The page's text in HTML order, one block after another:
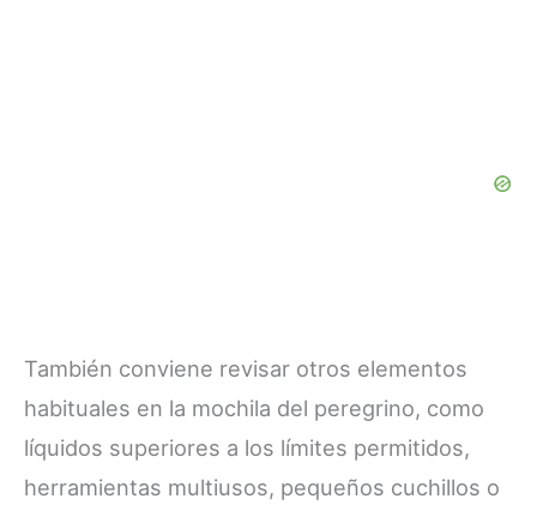
También conviene revisar otros elementos
habituales en la mochila del peregrino, como
líquidos superiores a los límites permitidos,
herramientas multiusos, pequeños cuchillos o